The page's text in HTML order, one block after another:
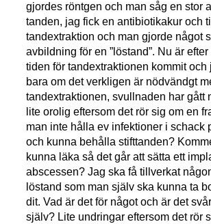
gjordes röntgen och man såg en stor
tanden, jag fick en antibiotikakur och
tandextraktion och man gjorde något
avbildning för en ”löstand”. Nu är
tiden för tandextraktionen kommit och
bara om det verkligen är nödvändgt
tandextraktionen, svullnaden har gått
lite orolig eftersom det rör sig om en
man inte hålla ev infektioner i schack
och kunna behålla stifttanden?
kunna läka så det går att sätta ett
abscessen? Jag ska få tillverkat
löstand som man själv ska kunna ta
dit. Vad är det för något och är det
själv? Lite undringar eftersom det rör